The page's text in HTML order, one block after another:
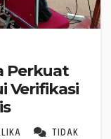
Perkuat
Verifikasi
TIDAK